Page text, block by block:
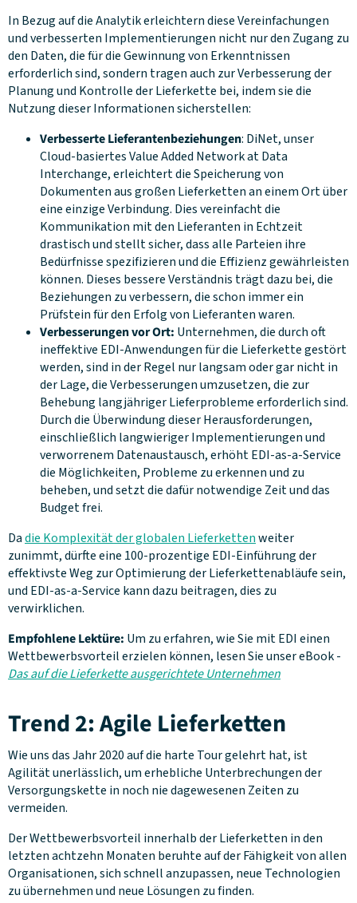
In Bezug auf die Analytik erleichtern diese Vereinfachungen
und verbesserten Implementierungen nicht nur den Zugang zu
den Daten, die für die Gewinnung von Erkenntnissen
erforderlich sind, sondern tragen auch zur Verbesserung der
Planung und Kontrolle der Lieferkette bei, indem sie die
Nutzung dieser Informationen sicherstellen:
Verbesserte Lieferantenbeziehungen: DiNet, unser
Cloud-basiertes Value Added Network at Data
Interchange, erleichtert die Speicherung von
Dokumenten aus großen Lieferketten an einem Ort über
eine einzige Verbindung. Dies vereinfacht die
Kommunikation mit den Lieferanten in Echtzeit
drastisch und stellt sicher, dass alle Parteien ihre
Bedürfnisse spezifizieren und die Effizienz gewährleisten
können. Dieses bessere Verständnis trägt dazu bei, die
Beziehungen zu verbessern, die schon immer ein
Prüfstein für den Erfolg von Lieferanten waren.
Verbesserungen vor Ort: Unternehmen, die durch oft
ineffektive EDI-Anwendungen für die Lieferkette gestört
werden, sind in der Regel nur langsam oder gar nicht in
der Lage, die Verbesserungen umzusetzen, die zur
Behebung langjähriger Lieferprobleme erforderlich sind.
Durch die Überwindung dieser Herausforderungen,
einschließlich langwieriger Implementierungen und
verworrenem Datenaustausch, erhöht EDI-as-a-Service
die Möglichkeiten, Probleme zu erkennen und zu
beheben, und setzt die dafür notwendige Zeit und das
Budget frei.
Dadie Komplexität der globalen Lieferkettenweiter
zunimmt, dürfte eine 100-prozentige EDI-Einführung der
effektivste Weg zur Optimierung der Lieferkettenabläufe sein,
und EDI-as-a-Service kann dazu beitragen, dies zu
verwirklichen.
Empfohlene Lektüre: Um zu erfahren, wie Sie mit EDI einen
Wettbewerbsvorteil erzielen können, lesen Sie unser eBook -
Das auf die Lieferkette ausgerichtete Unternehmen
Trend 2: Agile Lieferketten
Wie uns das Jahr 2020 auf die harte Tour gelehrt hat, ist
Agilität unerlässlich, um erhebliche Unterbrechungen der
Versorgungskette in noch nie dagewesenen Zeiten zu
vermeiden.
Der Wettbewerbsvorteil innerhalb der Lieferketten in den
letzten achtzehn Monaten beruhte auf der Fähigkeit vonallen
Organisationen, sich schnell anzupassen, neue Technologien
zu übernehmen und neue Lösungen zu finden.